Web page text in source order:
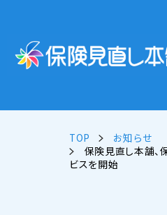
TOP
お知らせ
保険見直し本舗、
ビスを開始